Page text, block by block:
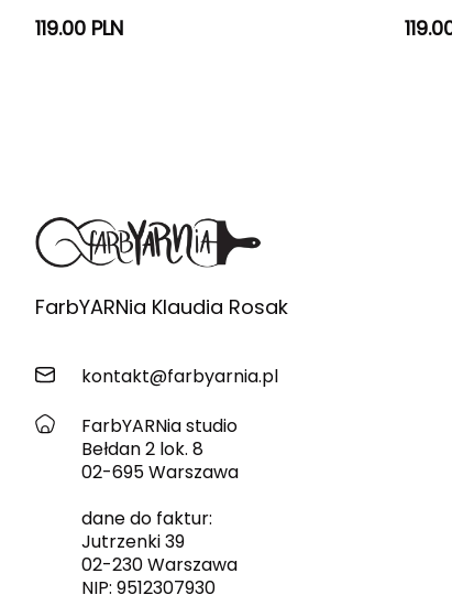
119.00 PLN
FarbYARNia Klaudia Rosak
kontakt@farbyarnia.pl
FarbYARNia studio
Bełdan 2 lok. 8
02-695 Warszawa
dane do faktur:
Jutrzenki 39
02-230 Warszawa
NIP: 9512307930